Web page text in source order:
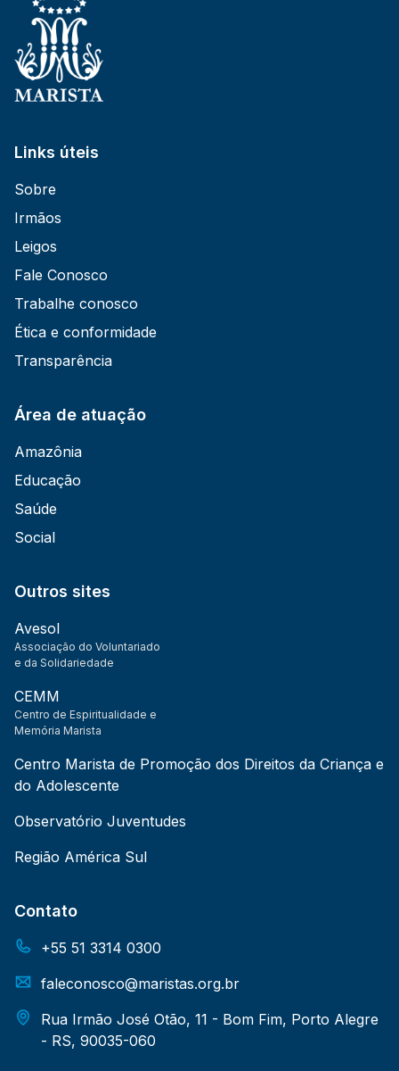
Links úteis
Sobre
Irmãos
Leigos
Fale Conosco
Trabalhe conosco
Ética e conformidade
Transparência
Área de atuação
Amazônia
Educação
Saúde
Social
Outros sites
Avesol
Associação do Voluntariado
e da Solidariedade
CEMM
Centro de Espiritualidade e
Memória Marista
Centro Marista de Promoção dos Direitos da Criança e
do Adolescente
Observatório Juventudes
Região América Sul
Contato
+55 51 3314 0300
faleconosco@maristas.org.br
Rua Irmão José Otão, 11 - Bom Fim, Porto Alegre
- RS, 90035-060